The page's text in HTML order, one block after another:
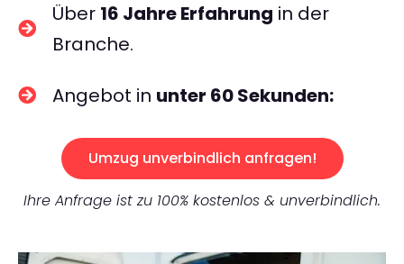
Über 16 Jahre Erfahrung in der
Branche.
Angebot in unter 60 Sekunden:
Umzug unverbindlich anfragen!
Ihre Anfrage ist zu 100% kostenlos & unverbindlich.